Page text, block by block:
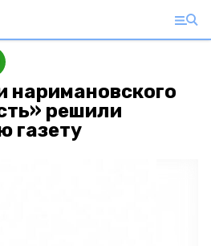
наримановского
решили
газету